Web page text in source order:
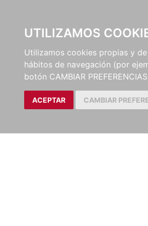
UTILIZAMOS
Utilizamos cookies propias y
hábitos de navegación (por
botón CAMBIAR
ACEPTAR CAMBIAR